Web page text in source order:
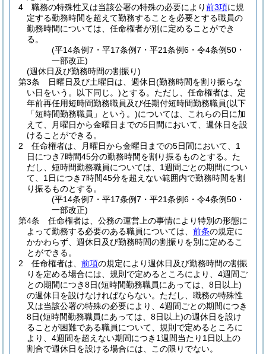
4
職務の特殊性又は当該公署の特殊の必要により前3項に規
定する勤務時間を超えて勤務することを必要とする職員の
勤務時間については、任命権者が別に定めることができ
る。
(平14条例7・平17条例7・平21条例6・令4条例50・
一部改正)
(週休日及び勤務時間の割振り)
第3条
日曜日及び土曜日は、週休日(勤務時間を割り振らな
い日をいう。以下同じ。)とする。 ただし、任命権者は、定
年前再任用短時間勤務職員及び任期付短時間勤務職員(以下
「短時間勤務職員」という。)については、これらの日に加
えて、月曜日から金曜日までの5日間において、週休日を設
けることができる。
2
任命権者は、月曜日から金曜日までの5日間において、1
日につき7時間45分の勤務時間を割り振るものとする。 た
だし、短時間勤務職員については、1週間ごとの期間につい
て、1日につき7時間45分を超えない範囲内で勤務時間を割
り振るものとする。
(平14条例7・平17条例7・平21条例6・令4条例50・
一部改正)
第4条
任命権者は、公務の運営上の事情により特別の形態に
よって勤務する必要のある職員については、 前条の規定に
かかわらず、週休日及び勤務時間の割振りを別に定めるこ
とができる。
2
任命権者は、 前項の規定により週休日及び勤務時間の割振
りを定める場合には、規則で定めるところにより、4週間ご
との期間につき8日(短時間勤務職員にあっては、8日以上)
の週休日を設けなければならない。 ただし、職務の特殊性
又は当該公署の特殊の必要により、4週間ごとの期間につき
8日(短時間勤務職員にあっては、8日以上)の週休日を設け
ることが困難である職員について、規則で定めるところに
より、4週間を超えない期間につき1週間当たり1日以上の
割合で週休日を設ける場合には、この限りでない。